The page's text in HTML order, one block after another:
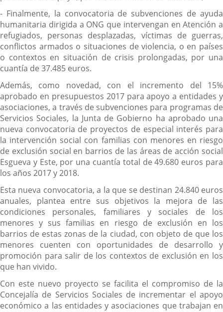
- Finalmente, la convocatoria de subvenciones de ayuda
humanitaria dirigida a ONG que intervengan en Atención a
refugiados, personas desplazadas, víctimas de guerras,
conflictos armados o situaciones de violencia, o en países
o contextos en situación de crisis prolongadas, por una
cuantía de 37.485 euros.
Además, como novedad, con el incremento del 15%
aprobado en presupuestos 2017 para apoyo a entidades y
asociaciones, a través de subvenciones para programas de
Servicios Sociales, la Junta de Gobierno ha aprobado una
nueva convocatoria de proyectos de especial interés para
la intervención social con familias con menores en riesgo
de exclusión social en barrios de las áreas de acción social
Esgueva y Este, por una cuantía total de 49.680 euros para
los años 2017 y 2018.
Esta nueva convocatoria, a la que se destinan 24.840 euros
anuales, plantea entre sus objetivos la mejora de las
condiciones personales, familiares y sociales de los
menores y sus familias en riesgo de exclusión en los
barrios de estas zonas de la ciudad, con objeto de que los
menores cuenten con oportunidades de desarrollo y
promoción para salir de los contextos de exclusión en los
que han vivido.
Con este nuevo proyecto se facilita el compromiso de la
Concejalía de Servicios Sociales de incrementar el apoyo
económico a las entidades y asociaciones que trabajan en